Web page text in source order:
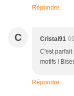
Répondre
C Cristal91
C'est
motifs !
Répondre